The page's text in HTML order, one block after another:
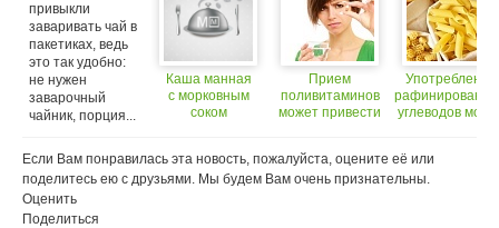
проблемам со
здоровьем
привыкли
заваривать чай в
пакетиках, ведь
это так удобно:
не нужен
заварочный
чайник, порция...
Каша манная
с морковным
соком
Прием
поливитаминов
может привести
Употребление
углеводов
Если Вам понравилась эта новость, пожалуйста, оцените её или
поделитесь ею с друзьями. Мы будем Вам очень признательны.
Оценить
Поделиться